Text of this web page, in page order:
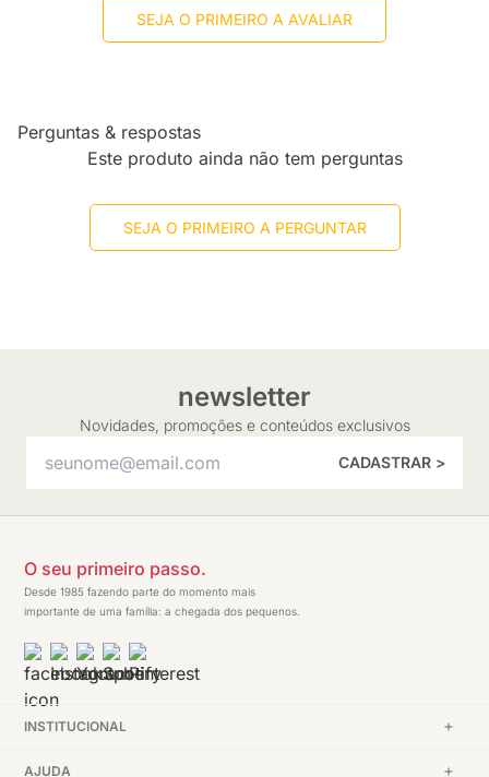
SEJA O PRIMEIRO A AVALIAR
Perguntas & respostas
Este produto ainda não tem perguntas
SEJA O PRIMEIRO A PERGUNTAR
newsletter
Novidades, promoções e conteúdos exclusivos
CADASTRAR >
O seu primeiro passo.
Desde 1985 fazendo parte do momento mais
importante de uma família: a chegada dos pequenos.
INSTITUCIONAL
AJUDA